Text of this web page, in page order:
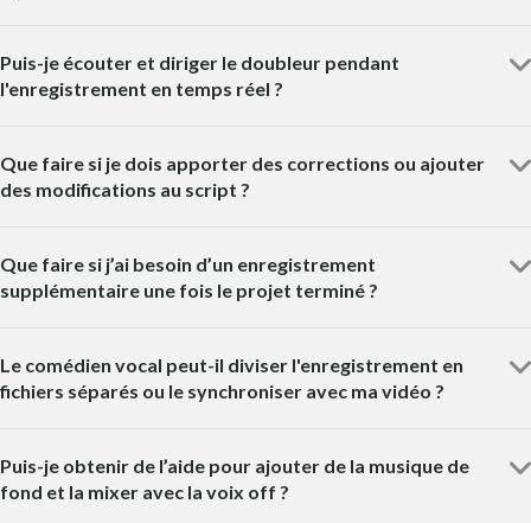
Puis-je écouter et diriger le doubleur pendant
l'enregistrement en temps réel ?
Que faire si je dois apporter des corrections ou ajouter
des modifications au script ?
Que faire si j’ai besoin d’un enregistrement
supplémentaire une fois le projet terminé ?
Le comédien vocal peut-il diviser l'enregistrement en
fichiers séparés ou le synchroniser avec ma vidéo ?
Puis-je obtenir de l’aide pour ajouter de la musique de
fond et la mixer avec la voix off ?